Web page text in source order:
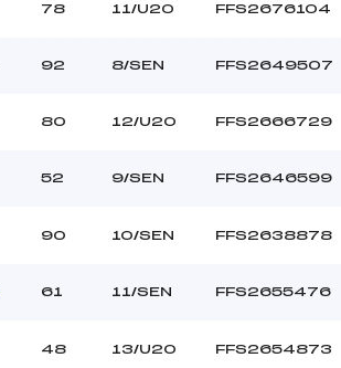
78 11/U20 FFS2676104
92 8/SEN FFS2649507
80 12/U20 FFS2666729
52 9/SEN FFS2646599
90 10/SEN FFS2638878
61 11/SEN FFS2655476
48 13/U20 FFS2654873